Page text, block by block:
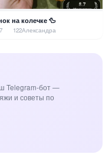
на колечке 🦆
122Александра
Telegram-бот —
и советы по